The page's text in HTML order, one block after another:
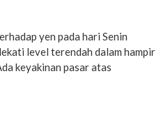
yen pada hari Senin
level terendah dalam hampir
keyakinan pasar atas